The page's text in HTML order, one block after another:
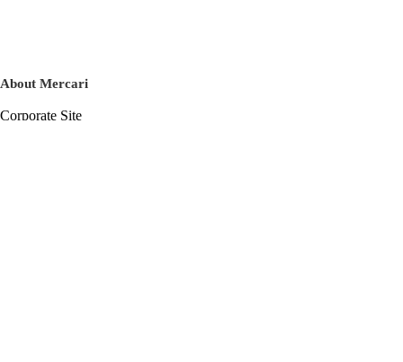
About Mercari
Corporate Site